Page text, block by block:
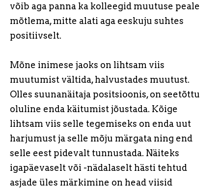
võib aga panna ka kolleegid muutuse peale
mõtlema, mitte alati aga eeskuju suhtes
positiivselt.
Mõne inimese jaoks on lihtsam viis
muutumist vältida, halvustades muutust.
Olles suunanäitaja positsioonis, on seetõttu
oluline enda käitumist jõustada. Kõige
lihtsam viis selle tegemiseks on enda uut
harjumust ja selle mõju märgata ning end
selle eest pidevalt tunnustada. Näiteks
igapäevaselt või -nädalaselt hästi tehtud
asjade üles märkimine on head viisid